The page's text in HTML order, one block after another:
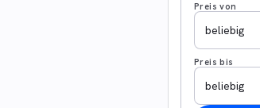
Preis von
beliebig
Preis bis
beliebig